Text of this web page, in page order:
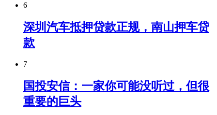
6
深圳汽车抵押贷款正规，南山押车贷
款
7
国投安信：一家你可能没听过，但很
重要的巨头